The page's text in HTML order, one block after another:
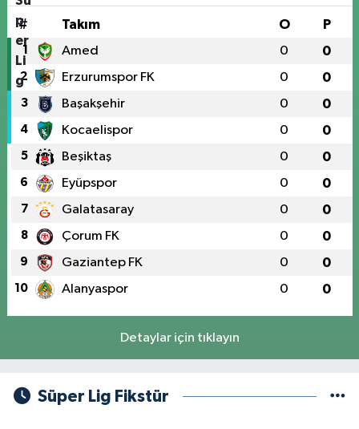
# Takım O P
1 Amed 0 0
2 Erzurumspor FK 0 0
3 Başakşehir 0 0
4 Kocaelispor 0 0
5 Beşiktaş 0 0
6 Eyüpspor 0 0
7 Galatasaray 0 0
8 Çorum FK 0 0
9 Gaziantep FK 0 0
10 Alanyaspor 0 0
Detaylar için tıklayın
Süper Lig Fikstür